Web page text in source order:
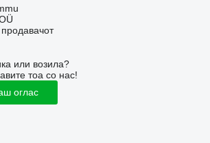
продавачот
или возила?
тоа со нас!
оглас